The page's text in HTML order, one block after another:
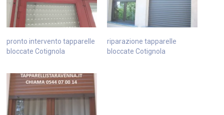
pronto intervento tapparelle
bloccate Cotignola
riparazione tapparelle
bloccate Cotignola